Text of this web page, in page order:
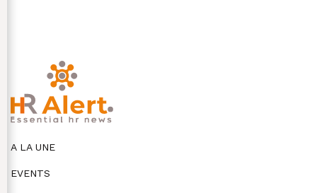
A LA UNE
EVENTS